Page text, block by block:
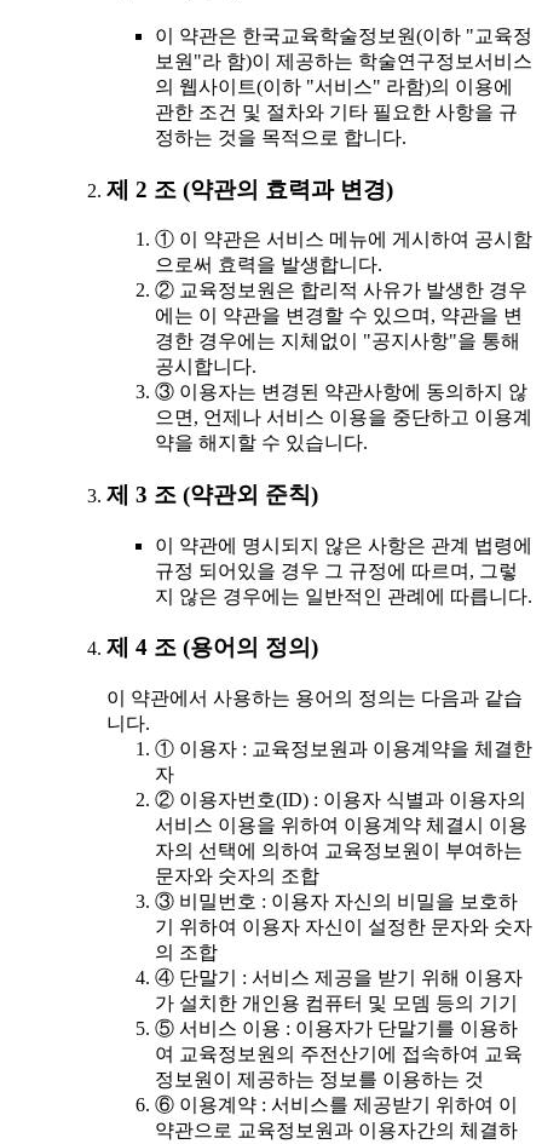
이 약관은 한국교육학술정보원(이하 "교육정
보원"라 함)이 제공하는 학술연구정보서비스
의 웹사이트(이하 "서비스" 라함)의 이용에
관한 조건 및 절차와 기타 필요한 사항을 규
정하는 것을 목적으로 합니다.
제 2 조 (약관의 효력과 변경)
① 이 약관은 서비스 메뉴에 게시하여 공시함
으로써 효력을 발생합니다.
② 교육정보원은 합리적 사유가 발생한 경우
에는 이 약관을 변경할 수 있으며, 약관을 변
경한 경우에는 지체없이 "공지사항"을 통해
공시합니다.
③ 이용자는 변경된 약관사항에 동의하지 않
으면, 언제나 서비스 이용을 중단하고 이용계
약을 해지할 수 있습니다.
제 3 조 (약관외 준칙)
이 약관에 명시되지 않은 사항은 관계 법령에
규정 되어있을 경우 그 규정에 따르며, 그렇
지 않은 경우에는 일반적인 관례에 따릅니다.
제 4 조 (용어의 정의)
이 약관에서 사용하는 용어의 정의는 다음과 같습
니다.
① 이용자 : 교육정보원과 이용계약을 체결한
자
② 이용자번호(ID) : 이용자 식별과 이용자의
서비스 이용을 위하여 이용계약 체결시 이용
자의 선택에 의하여 교육정보원이 부여하는
문자와 숫자의 조합
③ 비밀번호 : 이용자 자신의 비밀을 보호하
기 위하여 이용자 자신이 설정한 문자와 숫자
의 조합
④ 단말기 : 서비스 제공을 받기 위해 이용자
가 설치한 개인용 컴퓨터 및 모뎀 등의 기기
⑤ 서비스 이용 : 이용자가 단말기를 이용하
여 교육정보원의 주전산기에 접속하여 교육
정보원이 제공하는 정보를 이용하는 것
⑥ 이용계약 : 서비스를 제공받기 위하여 이
약관으로 교육정보원과 이용자간의 체결하